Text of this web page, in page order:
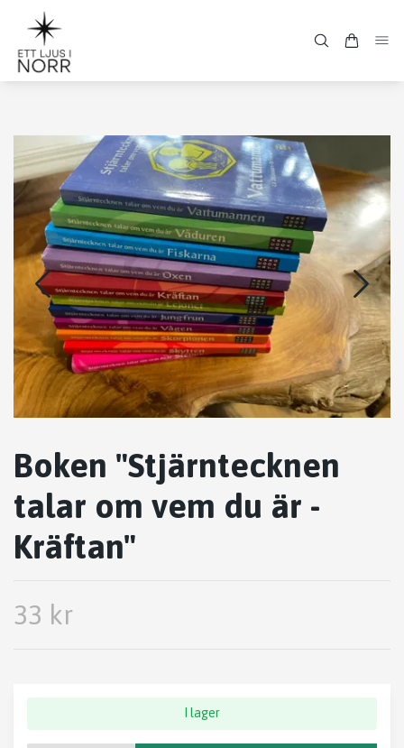
Boken "Stjärntecknen
talar om vem du är -
Kräftan"
33 kr
I lager